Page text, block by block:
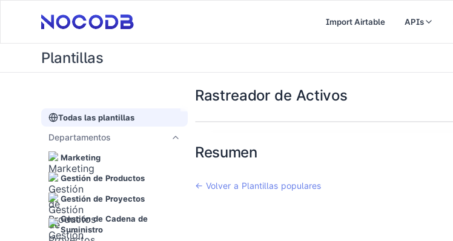
Import Airtable APIs
Plantillas
Todas las plantillas
Departamentos
Marketing
Gestión de Productos
Gestión de Proyectos
Gestión de Cadena de
Suministro
Rastreador de Activos
Resumen
← Volver a Plantillas populares